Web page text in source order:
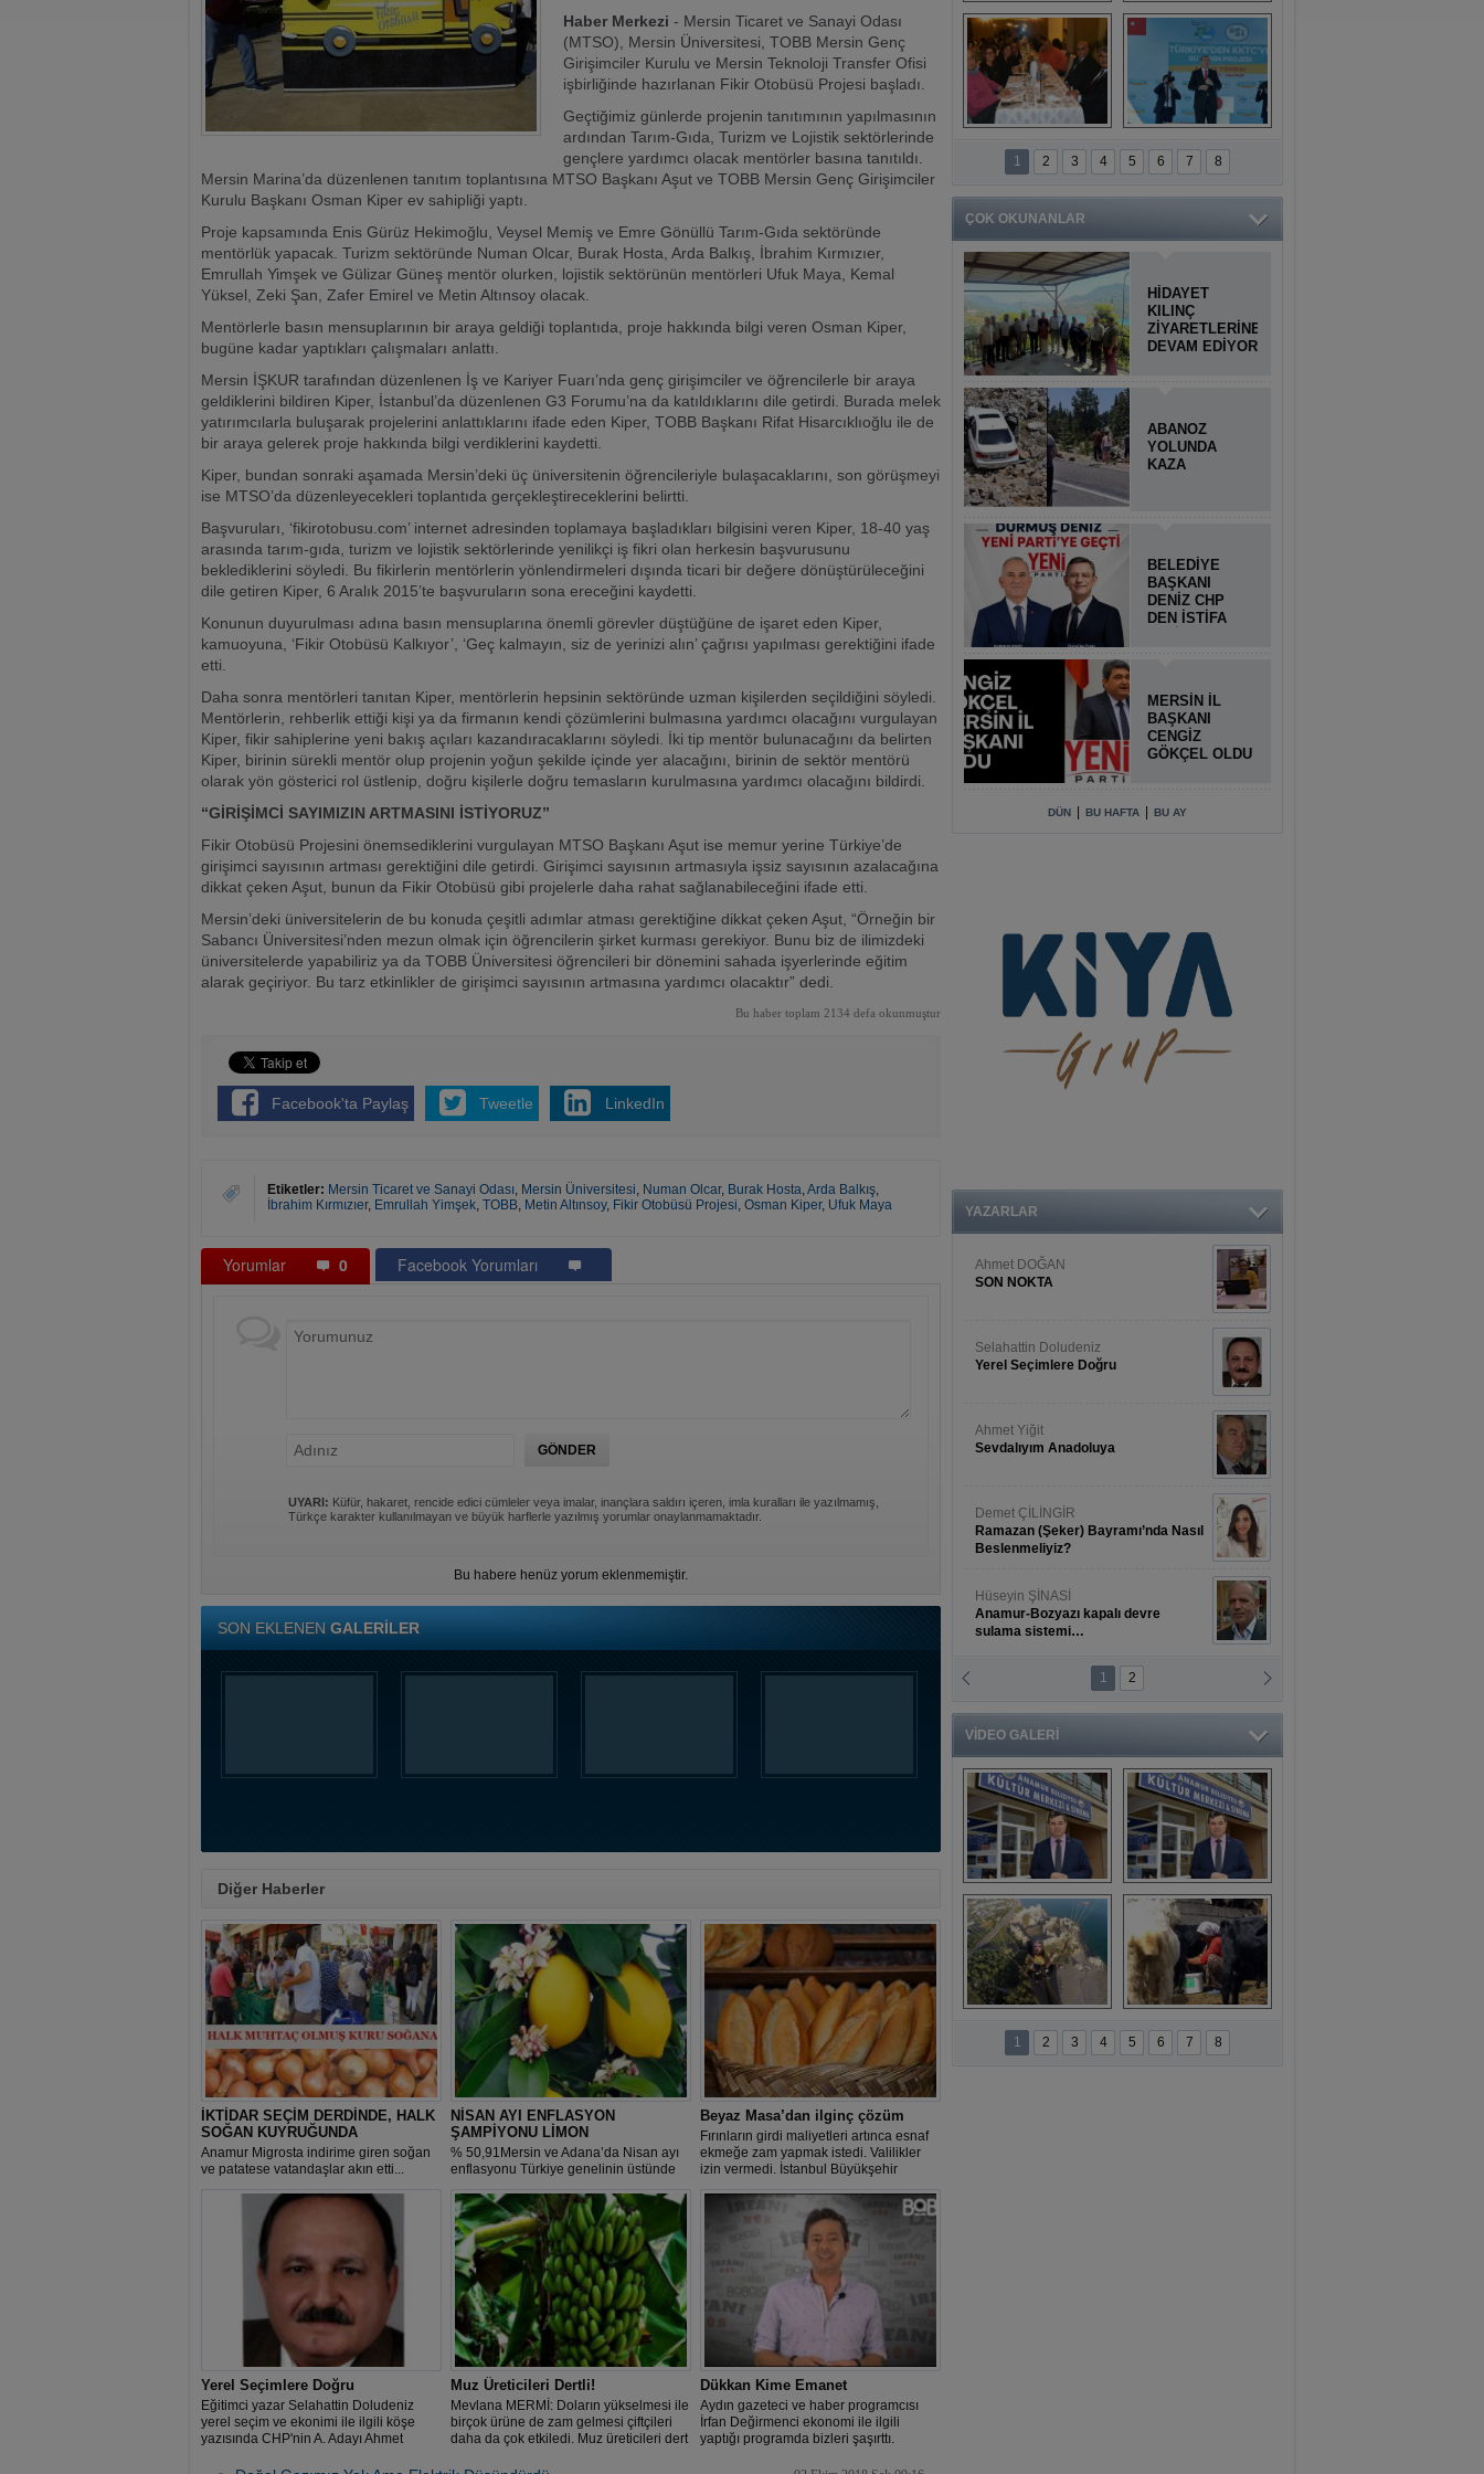
Haber Merkezi - Mersin Ticaret ve Sanayi Odası
(MTSO), Mersin Üniversitesi, TOBB Mersin Genç
Girişimciler Kurulu ve Mersin Teknoloji Transfer Ofisi
işbirliğinde hazırlanan Fikir Otobüsü Projesi başladı.
Geçtiğimiz günlerde projenin tanıtımının yapılmasının
ardından Tarım-Gıda, Turizm ve Lojistik sektörlerinde
gençlere yardımcı olacak mentörler basına tanıtıldı.
Mersin Marina’da düzenlenen tanıtım toplantısına MTSO Başkanı Aşut ve TOBB Mersin Genç Girişimciler
Kurulu Başkanı Osman Kiper ev sahipliği yaptı.
Proje kapsamında Enis Gürüz Hekimoğlu, Veysel Memiş ve Emre Gönüllü Tarım-Gıda sektöründe
mentörlük yapacak. Turizm sektöründe Numan Olcar, Burak Hosta, Arda Balkış, İbrahim Kırmızıer,
Emrullah Yimşek ve Gülizar Güneş mentör olurken, lojistik sektörünün mentörleri Ufuk Maya, Kemal
Yüksel, Zeki Şan, Zafer Emirel ve Metin Altınsoy olacak.
Mentörlerle basın mensuplarının bir araya geldiği toplantıda, proje hakkında bilgi veren Osman Kiper,
bugüne kadar yaptıkları çalışmaları anlattı.
Mersin İŞKUR tarafından düzenlenen İş ve Kariyer Fuarı’nda genç girişimciler ve öğrencilerle bir araya
geldiklerini bildiren Kiper, İstanbul’da düzenlenen G3 Forumu’na da katıldıklarını dile getirdi. Burada melek
yatırımcılarla buluşarak projelerini anlattıklarını ifade eden Kiper, TOBB Başkanı Rifat Hisarcıklıoğlu ile de
bir araya gelerek proje hakkında bilgi verdiklerini kaydetti.
Kiper, bundan sonraki aşamada Mersin’deki üç üniversitenin öğrencileriyle bulaşacaklarını, son görüşmeyi
ise MTSO’da düzenleyecekleri toplantıda gerçekleştireceklerini belirtti.
Başvuruları, ‘fikirotobusu.com’ internet adresinden toplamaya başladıkları bilgisini veren Kiper, 18-40 yaş
arasında tarım-gıda, turizm ve lojistik sektörlerinde yenilikçi iş fikri olan herkesin başvurusunu
beklediklerini söyledi. Bu fikirlerin mentörlerin yönlendirmeleri dışında ticari bir değere dönüştürüleceğini
dile getiren Kiper, 6 Aralık 2015’te başvuruların sona ereceğini kaydetti.
Konunun duyurulması adına basın mensuplarına önemli görevler düştüğüne de işaret eden Kiper,
kamuoyuna, ‘Fikir Otobüsü Kalkıyor’, ‘Geç kalmayın, siz de yerinizi alın’ çağrısı yapılması gerektiğini ifade
etti.
Daha sonra mentörleri tanıtan Kiper, mentörlerin hepsinin sektöründe uzman kişilerden seçildiğini söyledi.
Mentörlerin, rehberlik ettiği kişi ya da firmanın kendi çözümlerini bulmasına yardımcı olacağını vurgulayan
Kiper, fikir sahiplerine yeni bakış açıları kazandıracaklarını söyledi. İki tip mentör bulunacağını da belirten
Kiper, birinin sürekli mentör olup projenin yoğun şekilde içinde yer alacağını, birinin de sektör mentörü
olarak yön gösterici rol üstlenip, doğru kişilerle doğru temasların kurulmasına yardımcı olacağını bildirdi.
“GİRİŞİMCİ SAYIMIZIN ARTMASINI İSTİYORUZ”
Fikir Otobüsü Projesini önemsediklerini vurgulayan MTSO Başkanı Aşut ise memur yerine Türkiye’de
girişimci sayısının artması gerektiğini dile getirdi. Girişimci sayısının artmasıyla işsiz sayısının azalacağına
dikkat çeken Aşut, bunun da Fikir Otobüsü gibi projelerle daha rahat sağlanabileceğini ifade etti.
Mersin’deki üniversitelerin de bu konuda çeşitli adımlar atması gerektiğine dikkat çeken Aşut, “Örneğin bir
Sabancı Üniversitesi’nden mezun olmak için öğrencilerin şirket kurması gerekiyor. Bunu biz de ilimizdeki
üniversitelerde yapabiliriz ya da TOBB Üniversitesi öğrencileri bir dönemini sahada işyerlerinde eğitim
alarak geçiriyor. Bu tarz etkinlikler de girişimci sayısının artmasına yardımcı olacaktır” dedi.
Bu haber toplam 2134 defa okunmuştur
Facebook'ta Paylaş Tweetle LinkedIn
Etiketler: Mersin Ticaret ve Sanayi Odası, Mersin Üniversitesi, Numan Olcar, Burak Hosta,Arda Balkış,
İbrahim Kırmızıer, Emrullah Yimşek, TOBB, Metin Altınsoy, Fikir Otobüsü Projesi, Osman Kiper, Ufuk Maya
Yorumlar 0 Facebook Yorumları
UYARI: Küfür, hakaret, rencide edici cümleler veya imalar, inançlara saldırı içeren, imla kuralları ile yazılmamış,
Türkçe karakter kullanılmayan ve büyük harflerle yazılmış yorumlar onaylanmamaktadır.
Bu habere henüz yorum eklenmemiştir.
SON EKLENEN GALERİLER
Diğer Haberler
İKTİDAR SEÇİM DERDİNDE, HALK
SOĞAN KUYRUĞUNDA
Anamur Migrosta indirime giren soğan
ve patatese vatandaşlar akın etti...
NİSAN AYI ENFLASYON
ŞAMPİYONU LİMON
% 50,91Mersin ve Adana’da Nisan ayı
enflasyonu Türkiye genelinin üstünde
ayında Mersin ve Adana’da yüzde
50,91’lik artışla limon zam şampiyonu
olurken, fiyatı en fazla düşen ürün ise
yüzde 49,45 ile patlıcan oldu.
Beyaz Masa’dan ilginç çözüm
Fırınların girdi maliyetleri artınca esnaf
ekmeğe zam yapmak istedi. Valilikler
izin vermedi. İstanbul Büyükşehir
görüldüğü yerde dijital bir harita
üzerinden vatandaşın konumu
işaretlemesini istedi.
Yerel Seçimlere Doğru
Eğitimci yazar Selahattin Doludeniz
yerel seçim ve ekonimi ile ilgili köşe
yazısında CHP'nin A. Adayı Ahmet
Muz Üreticileri Dertli!
Mevlana MERMİ: Doların yükselmesi ile
birçok ürüne de zam gelmesi çiftçileri
daha da çok etkiledi. Muz üreticileri dert
Dükkan Kime Emanet
Aydın gazeteci ve haber programcısı
İrfan Değirmenci ekonomi ile ilgili
yaptığı programda bizleri şaşırttı.
Titiopolis Antik
Kenti tanıtımı
Doğan Cüceloğlu,
İstanbul’da Mersinli
hemşerileriyle
buluştu
Anamurlular
Buluşması
KKTC’ye Su Temin
Projesi açılışı
1 2 3 4 5 6 7 8
ÇOK OKUNANLAR
HİDAYET
KILINÇ
ZİYARETLERİNE
DEVAM EDİYOR
ABANOZ
YOLUNDA
KAZA
BELEDİYE
BAŞKANI
DENİZ CHP
DEN İSTİFA
MERSİN İL
BAŞKANI
CENGİZ
GÖKÇEL OLDU
DÜN BU HAFTA BU AY
YAZARLAR
Ahmet DOĞAN
SON NOKTA
Selahattin Doludeniz
Yerel Seçimlere Doğru
Ahmet Yiğit
Sevdalıyım Anadoluya
Demet ÇİLİNGİR
Ramazan (Şeker) Bayramı’nda Nasıl
Beslenmeliyiz?
Hüseyin ŞİNASİ
Anamur-Bozyazı kapalı devre
sulama sistemi…
Bünyesinde Bahar Şöleni
1 2
VİDEO GALERİ
Başkan Türe'den
sansür açıklaması
Mahsun
Kırmızıgül’ün
filmine başkan
Mehmet Türe’den
sansür!
paraşütüne ilgi
artıyor
Hatice Gelin
belgeseli
1 2 3 4 5 6 7 8